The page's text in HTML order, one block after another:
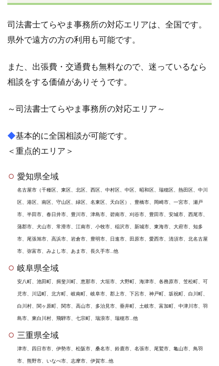
司法書士てらやま事務所の対応エリアは、全国です。
県外で遠方の方の利用も可能です。
また、出張費・交通費も無料なので、迷っているなら
相談をする価値がありそうです。
～司法書士てらやま事務所の対応エリア～
◆基本的に全国相談が可能です。
＜重点的エリア＞
愛知県全域
名古屋市（千種区、東区、北区、西区、中村区、中区、昭和区、瑞穂区、熱田区、中川
区、港区、南区、守山区、緑区、名東区、天白区）、豊橋市、岡崎市、一宮市、瀬戸
市、半田市、春日井市、豊川市、津島市、碧南市、刈谷市、豊田市、安城市、西尾市、
蒲郡市、犬山市、常滑市、江南市、小牧市、稲沢市、新城市、東海市、大府市、知多
市、尾張旭市、高浜市、岩倉市、豊明市、日進市、田原市、愛西市、清須市、北名古屋
市、弥富市、みよし市、あま市、長久手市…他
岐阜県全域
安八町、池田町、揖斐川町、恵那市、大垣市、大野町、海津市、各務原市、笠松町、可
児市、川辺町、北方町、岐南町、岐阜市、郡上市、下呂市、神戸町、坂祝町、白川町、
白川村、関ヶ原町、関市、高山市、多治見市、垂井町、土岐市、富加町、中津川市、羽
島市、東白川村、飛騨市、七宗町、瑞浪市、瑞穂市…他
三重県全域
津市、四日市市、伊勢市、松阪市、桑名市、鈴鹿市、名張市、尾鷲市、亀山市、鳥羽
市、熊野市、いなべ市、志摩市、伊賀市…他